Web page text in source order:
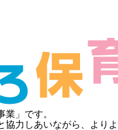
」です。
力しあいながら、より